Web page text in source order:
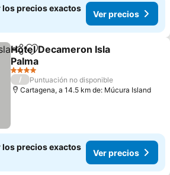
los precios exactos
Ver precios
CompartirAgregar a favoritos
Hotel Decameron Isla
Palma
Ver precios
4 Estrellas
/
Puntuación no disponible
Cartagena, a 14.5 km de: Múcura Island
los precios exactos
Ver precios